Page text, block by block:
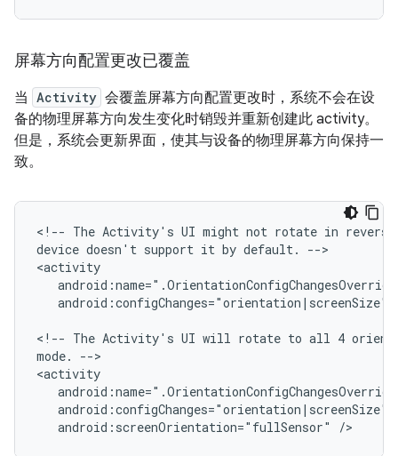
屏幕方向配置更改已覆盖
当 Activity 会覆盖屏幕方向配置更改时，系统不会在设
备的物理屏幕方向发生变化时销毁并重新创建此 activity。
但是，系统会更新界面，使其与设备的物理屏幕方向保持一
致。
<!-- The Activity's UI might not rotate in reverse
device doesn't support it by default.
-->
android:configChanges="orientation|screenSize"
<!-- The Activity's UI will rotate to all 4
mode.
-->
android:screenOrientation="fullSensor"
/>